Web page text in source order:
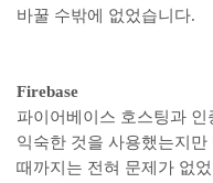
바꿀 수밖에 없었습니다.
Firebase
파이어베이스 호스팅과
익숙한 것을 사용했는지
때까지는 전혀 문제가 없